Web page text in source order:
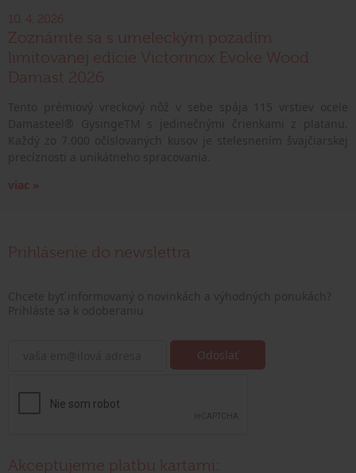
10. 4. 2026
Zoznámte sa s umeleckým pozadím
limitovanej edície Victorinox Evoke Wood
Damast 2026
viac »
Prihlásenie do newslettra
Akceptujeme platbu kartami: